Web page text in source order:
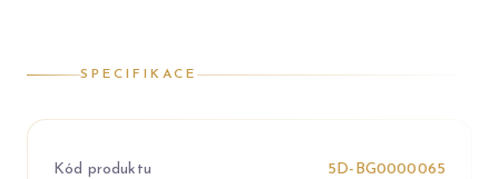
SPECIFIKACE
Kód produktu 5D-BG0000065